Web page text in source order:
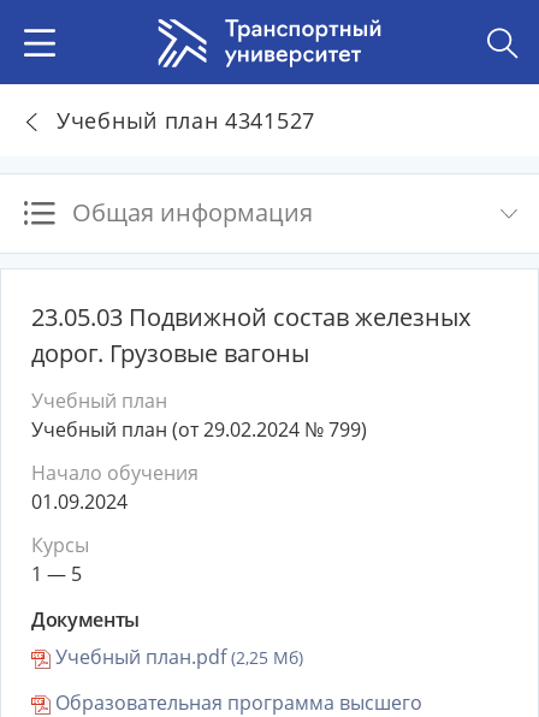
Учебный план 4341527
Общая информация
23.05.03 Подвижной состав железных
дорог. Грузовые вагоны
Учебный план
Учебный план (от 29.02.2024 № 799)
Начало обучения
01.09.2024
Курсы
1 — 5
Документы
Учебный план.pdf(2,25 Мб)
Образовательная программа высшего